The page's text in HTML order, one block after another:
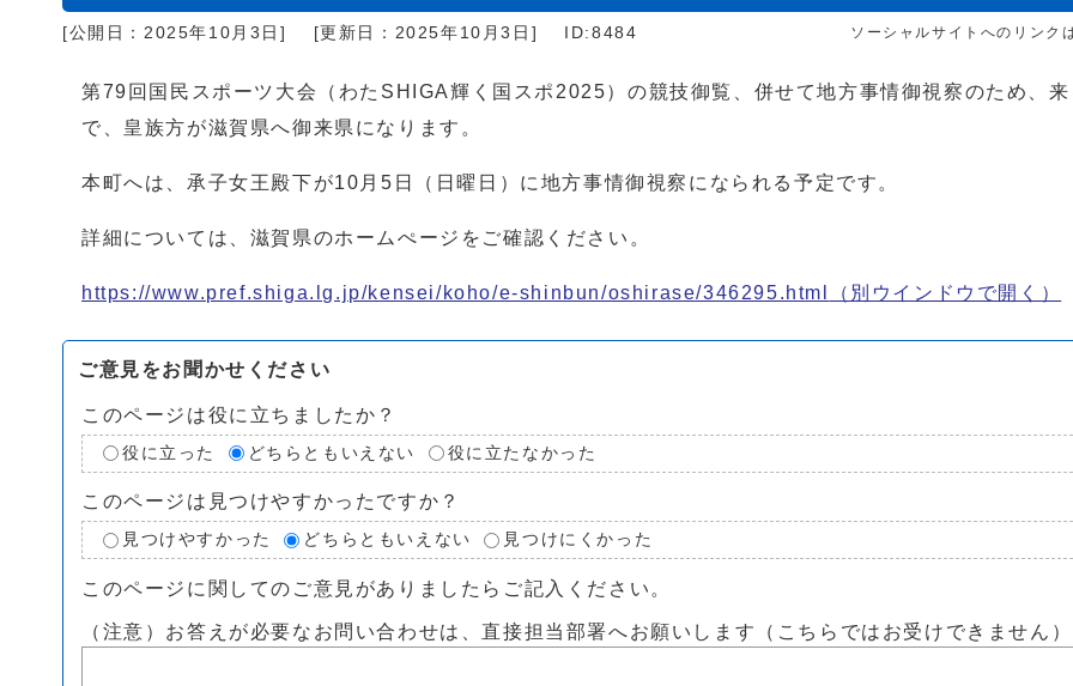
[公開日： 2025年10月3日 ] [更新日： 2025年10月3日 ] ID:8484 ソーシャルサイトへのリンク
第79回国民スポーツ大会（わたSHIGA輝く国スポ2025）の競技御覧、併せて地方事情御視察のため、
で、皇族方が滋賀県へ御来県になります。
本町へは、承子女王殿下が10月5日（日曜日）に地方事情御視察になられる予定です。
詳細については、滋賀県のホームぺージをご確認ください。
https://www.pref.shiga.lg.jp/kensei/koho/e-shinbun/oshirase/346295.html （別ウインドウで開く）
ご意見をお聞かせください
このページは役に立ちましたか？
役に立った どちらともいえない 役に立たなかった
このページは見つけやすかったですか？
見つけやすかった どちらともいえない 見つけにくかった
このページに関してのご意見がありましたらご記入ください。
（注意）お答えが必要なお問い合わせは、直接担当部署へお願いします（こちらではお受けできません